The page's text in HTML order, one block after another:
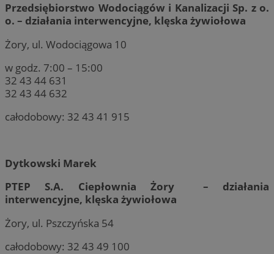
Przedsiębiorstwo Wodociągów i Kanalizacji Sp. z o.
o. – działania interwencyjne, klęska żywiołowa
Żory, ul. Wodociągowa 10
w godz. 7:00 – 15:00
32 43 44 631
32 43 44 632
całodobowy: 32 43 41 915
Dytkowski Marek
PTEP S.A. Ciepłownia Żory – działania
interwencyjne, klęska żywiołowa
Żory, ul. Pszczyńska 54
całodobowy: 32 43 49 100